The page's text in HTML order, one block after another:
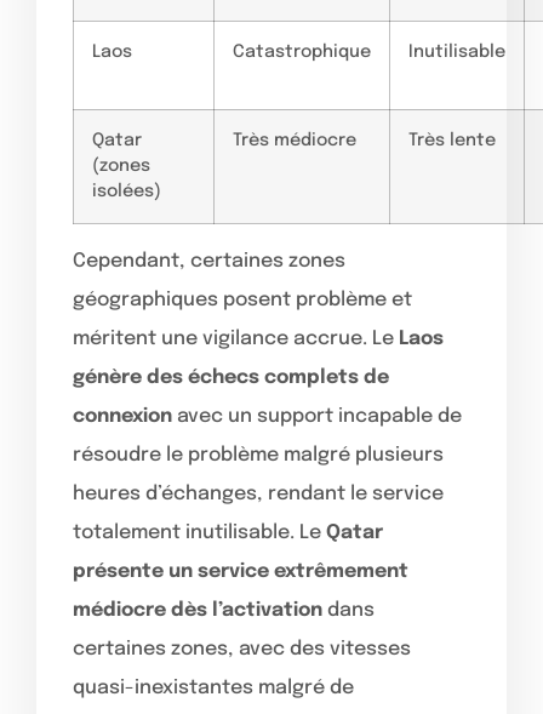
Laos Catastrophique Inutilisable
Qatar
(zones
isolées)
Très médiocre Très lente
Cependant, certaines zones
géographiques posent problème et
méritent une vigilance accrue. Le Laos
génère des échecs complets de
connexion avec un support incapable de
résoudre le problème malgré plusieurs
heures d’échanges, rendant le service
totalement inutilisable. Le Qatar
présente un service extrêmement
médiocre dès l’activation dans
certaines zones, avec des vitesses
quasi-inexistantes malgré de